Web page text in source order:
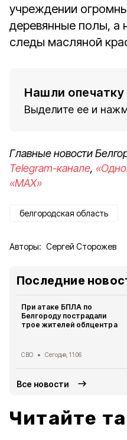
учреждении
деревянные полы, а
следы масляной
Нашли опечатку
Выделите ее и
Главные новости
Telegram-канале,
«MAX»
белгородская область
Авторы: Сергей Сторожев
Последние
При атаке БПЛА по
Белгороду пострадали
трое жителей облцентра
СВО Сегодня, 11:06
Все новости
Читайте